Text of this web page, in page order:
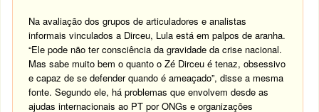
Na avaliação dos grupos de articuladores e analistas
informais vinculados a Dirceu, Lula está em palpos de aranha.
“Ele pode não ter consciência da gravidade da crise nacional.
Mas sabe muito bem o quanto o Zé Dirceu é tenaz, obsessivo
e capaz de se defender quando é ameaçado”, disse a mesma
fonte. Segundo ele, há problemas que envolvem desde as
ajudas internacionais ao PT por ONGs e organizações